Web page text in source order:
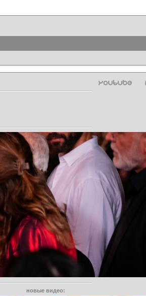
новые видео: